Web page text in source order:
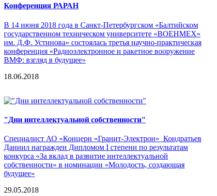
Конференция РАРАН
В 14 июня 2018 года в Санкт-Петербургском «Балтийском
государственном техническом университете «ВОЕНМЕХ»
им. Д.Ф. Устинова» состоялась третья научно-практическая
конференция «Радиоэлектронное и ракетное вооружение
ВМФ: взгляд в будущее»
18.06.2018
"Дни интеллектуальной собственности"
Специалист АО «Концерн «Гранит-Электрон» Кондратьев
Даниил награжден Дипломом I степени по результатам
конкурса «За вклад в развитие интеллектуальной
собственности» в номинации «Молодость, создающая
будущее»
29.05.2018